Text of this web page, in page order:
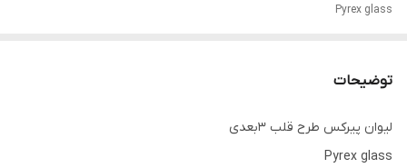
Pyrex glass
توضیحات
لیوان پیرکس طرح قلب 3بعدی
Pyrex glass